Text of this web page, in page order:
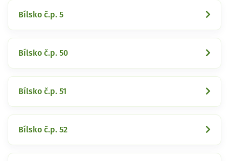
Bílsko č.p. 5
Bílsko č.p. 50
Bílsko č.p. 51
Bílsko č.p. 52